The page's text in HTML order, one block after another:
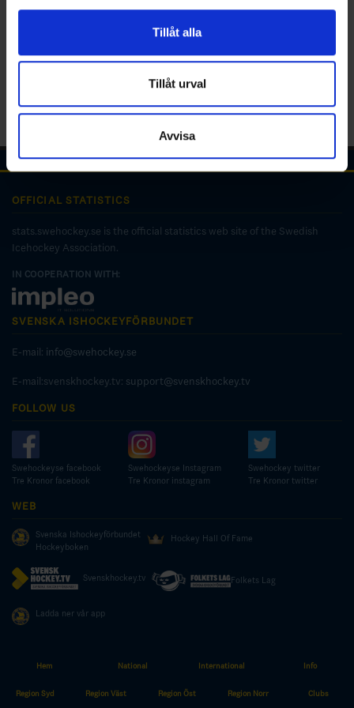
för sociala medier och analysera vår trafik. Vi
vidarebefordrar även sådana identifierare och annan
annons- och analysföretag som vi samarbetar med.
Dessa kan i sin tur kombinera informationen med annan
information som du har tillhandahållit eller som de har
samlat in när du har använt deras tjänster.
Tillåt alla
Tillåt urval
Avvisa
Hem National International Info
Region Syd Region Väst Region Öst Region Norr Clubs
OFFICIAL STATISTICS
stats.swehockey.se is the official statistics web site of the Swedish
Icehockey Association.
IN COOPERATION WITH:
SVENSKA ISHOCKEYFÖRBUNDET
E-mail: info@swehockey.se
E-mail:svenskhockey.tv: support@svenskhockey.tv
FOLLOW US
Swehockeyse facebook
Tre Kronor facebook
Swehockeyse Instagram
Tre Kronor instagram
Swehockey twitter
Tre Kronor twitter
WEB
Svenska Ishockeyförbundet
Hockeyboken
Hockey Hall Of Fame
Svenskhockey.tv Folkets Lag
Ladda ner vår app